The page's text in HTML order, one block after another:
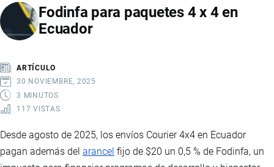
ECUADOR:
REQUISITOS,
GUÍA
PARA
IMPORTAR
Fodinfa para paquetes 4 x 4 en
Ecuador
ARTÍCULO
30 NOVIEMBRE, 2025
3 MINUTOS
117 VISTAS
Desde agosto de 2025, los envíos Courier 4x4 en Ecuador
pagan además del arancel fijo de $20 un 0,5 % de Fodinfa, un